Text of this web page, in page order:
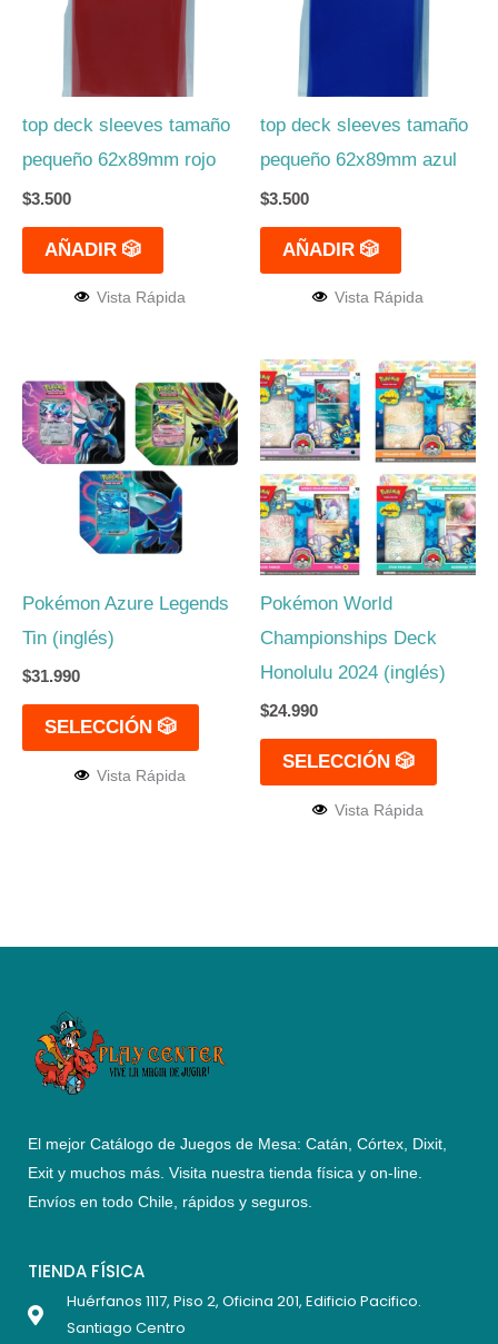
top deck sleeves tamaño
pequeño 62x89mm rojo
$3.500
AÑADIR 🎲
Vista Rápida
top deck sleeves tamaño
pequeño 62x89mm azul
$3.500
AÑADIR 🎲
Vista Rápida
Pokémon Azure Legends
Tin (inglés)
$31.990
SELECCIÓN 🎲
producto
tiene
múltiples
variantes.
opciones
se
la
Vista Rápida
Pokémon World
Championships Deck
Honolulu 2024 (inglés)
$24.990
SELECCIÓN 🎲
Este
tiene
Las
pueden
elegir
página
Vista Rápida
El mejor Catálogo de Juegos de Mesa: Catán, Córtex, Dixit,
Exit y muchos más. Visita nuestra tienda física y on-line.
Envíos en todo Chile, rápidos y seguros
TIENDA FÍSICA
Huérfanos 1117, Piso 2, Oficina 201, Edificio Pacifico.
Santiago Centro